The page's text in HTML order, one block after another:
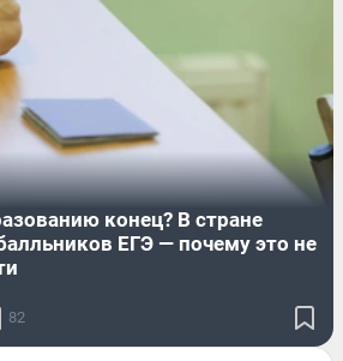
конец? В стране
ЕГЭ — почему это не
82